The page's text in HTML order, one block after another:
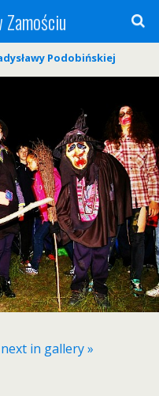
Zamościu
Podobińskiej
next in gallery »